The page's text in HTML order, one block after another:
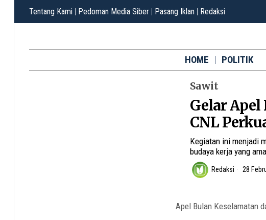
Tentang Kami | Pedoman Media Siber | Pasang Iklan | Redaksi
HOME POLITIK
Sawit
Gelar Apel
CNL
Kegiatan ini menjadi
budaya kerja yang
Redaksi 28
Apel Bulan Keselamatan